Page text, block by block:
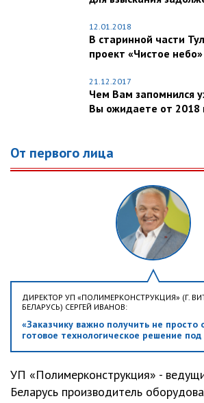
12.01.2018
В старинной части
проект «Чистое небо»
21.12.2017
Чем Вам запомнился
Вы ожидаете от 2018
От первого лица
ДИРЕКТОР УП «ПОЛИМЕРКОНСТРУКЦИЯ» (Г.
БЕЛАРУСЬ) СЕРГЕЙ ИВАНОВ:
«Заказчику важно получить не просто
готовое технологическое решение под
УП «Полимерконструкция» -
Беларусь производитель